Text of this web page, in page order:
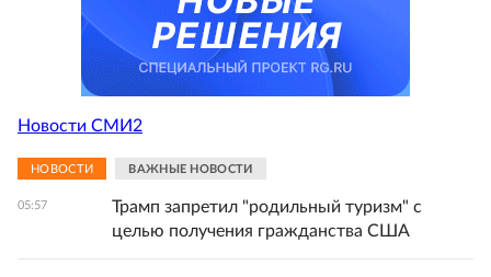
Новости СМИ2
НОВОСТИ ВАЖНЫЕ НОВОСТИ
05:57
Трамп запретил "родильный туризм" с
целью получения гражданства США